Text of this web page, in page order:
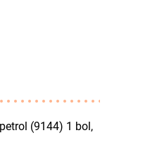
(9144) 1 bol,